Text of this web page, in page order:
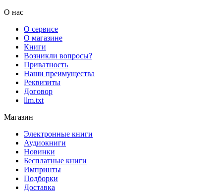
О нас
О сервисе
О магазине
Книги
Возникли вопросы?
Приватность
Наши преимущества
Реквизиты
Договор
llm.txt
Магазин
Электронные книги
Аудиокниги
Новинки
Бесплатные книги
Импринты
Подборки
Доставка